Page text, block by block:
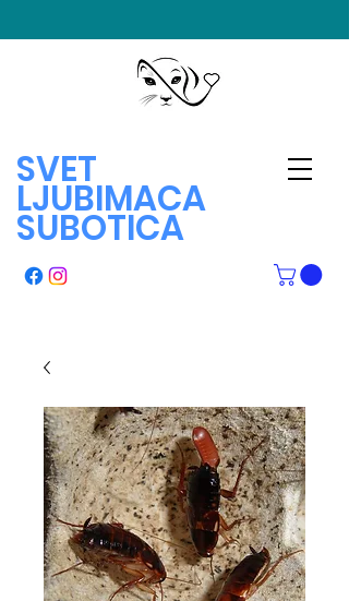
SVET
LJUBIMACA
SUBOTICA